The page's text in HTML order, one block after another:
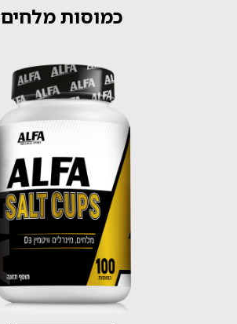
כמוסות מלחים